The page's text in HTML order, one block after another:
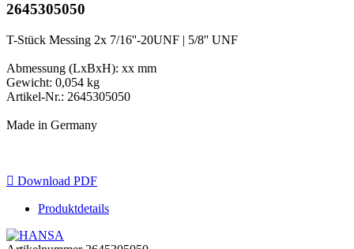
2645305050
T-Stück Messing 2x 7/16''-20UNF | 5/8'' UNF
Abmessung (LxBxH): xx mm
Gewicht: 0,054 kg
Artikel-Nr.: 2645305050
Made in Germany
 Download PDF
Produktdetails